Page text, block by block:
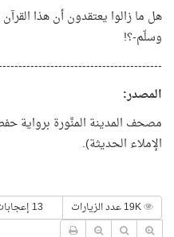
هل ما زالوا يعتقدون أن هذا
وسلّم-؟!
المصدر:
مصحف المدينة المنَّورة برواية
الإملاء الحديثة).
13 إعجابات